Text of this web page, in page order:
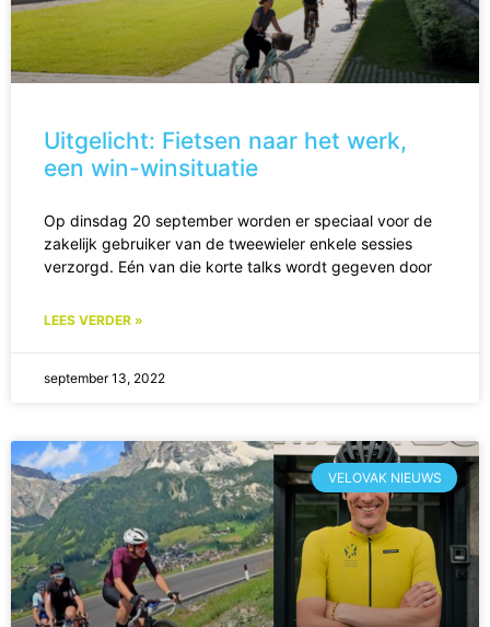
Uitgelicht: Fietsen naar het werk,
een win-winsituatie
Op dinsdag 20 september worden er speciaal voor de
zakelijk gebruiker van de tweewieler enkele sessies
verzorgd. Eén van die korte talks wordt gegeven door
LEES VERDER »
september 13, 2022
VELOVAK NIEUWS